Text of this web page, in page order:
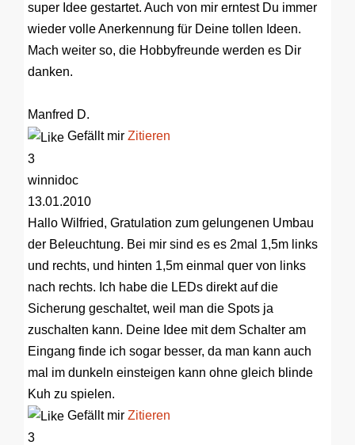
super Idee gestartet. Auch von mir erntest Du immer
wieder volle Anerkennung für Deine tollen Ideen.
Mach weiter so, die Hobbyfreunde werden es Dir
danken.
Manfred D.
Gefällt mir Zitieren
3
winnidoc
13.01.2010
Hallo Wilfried, Gratulation zum gelungenen Umbau
der Beleuchtung. Bei mir sind es es 2mal 1,5m links
und rechts, und hinten 1,5m einmal quer von links
nach rechts. Ich habe die LEDs direkt auf die
Sicherung geschaltet, weil man die Spots ja
zuschalten kann. Deine Idee mit dem Schalter am
Eingang finde ich sogar besser, da man kann auch
mal im dunkeln einsteigen kann ohne gleich blinde
Kuh zu spielen.
Gefällt mir Zitieren
3